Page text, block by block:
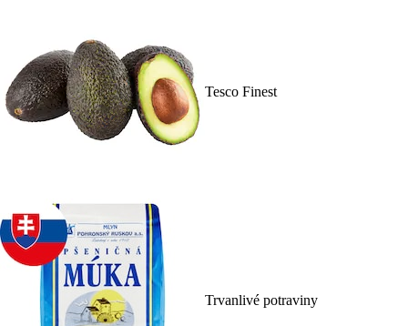
Tesco Finest
Trvanlivé potraviny